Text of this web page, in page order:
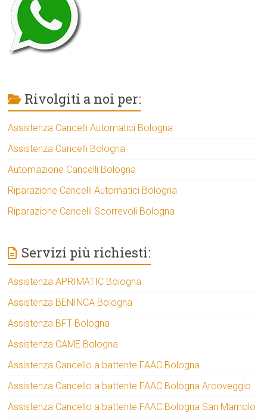
Rivolgiti a noi per:
Assistenza Cancelli Automatici Bologna
Assistenza Cancelli Bologna
Automazione Cancelli Bologna
Riparazione Cancelli Automatici Bologna
Riparazione Cancelli Scorrevoli Bologna
Servizi più richiesti:
Assistenza APRIMATIC Bologna
Assistenza BENINCA Bologna
Assistenza BFT Bologna
Assistenza CAME Bologna
Assistenza Cancello a battente FAAC Bologna
Assistenza Cancello a battente FAAC Bologna Arcoveggio
Assistenza Cancello a battente FAAC Bologna San Mamolo